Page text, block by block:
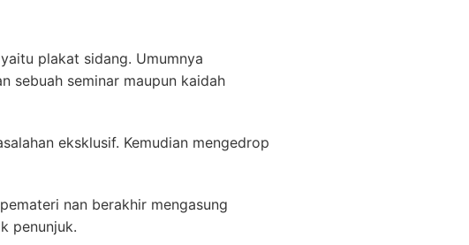
plakat sidang. Umumnya
sebuah seminar maupun kaidah
eksklusif. Kemudian mengedrop
nan berakhir mengasung
penunjuk.